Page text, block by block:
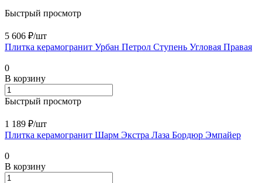
Быстрый просмотр
5 606 ₽/шт
Плитка керамогранит Урбан Петрол Ступень Угловая Правая
0
В корзину
Быстрый просмотр
1 189 ₽/шт
Плитка керамогранит Шарм Экстра Лаза Бордюр Эмпайер
0
В корзину